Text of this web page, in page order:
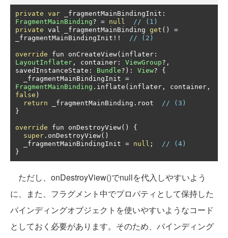
private var _fragmentMainBindingInit :
FragmentMainBinding? = null
// (1)
private val _fragmentMainBinding get ()
=
_fragmentMainBindingInit !! // (2)
override fun onCreateView( inflater :
LayoutInflater , container : ViewGroup?,
savedInstanceState : Bundle?): View?
{
  _fragmentMainBindingInit
=
FragmentMainBinding . inflate ( inflater , container ,
false )
return _fragmentMainBinding . root // (3)
}
override fun onDestroyView()
{
super . onDestroyView()
  _fragmentMainBindingInit
= null ;
// (4)
}
ただし、onDestroyView()でnullを代入しやすいよう
に、また、フラグメント中でプロパティとして保持した
バインディングオブジェクトを使いやすいようなコード
としておく必要があります。そのため、バインディング